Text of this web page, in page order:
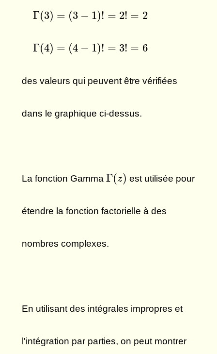
Γ(3) = (3 − 1)! = 2! = 2
3)=(3 1)! !=2
Γ(4) = (4 − 1)! = 3! = 6
4)=(4 1)! !=6
des valeurs qui peuvent être vérifiées
dans le graphique ci-dessus.
La fonction Gamma Γ(z)
Γ(z ) est utilisée pour
étendre la fonction factorielle à des
nombres complexes.
En utilisant des intégrales impropres et
l'intégration par parties, on peut montrer